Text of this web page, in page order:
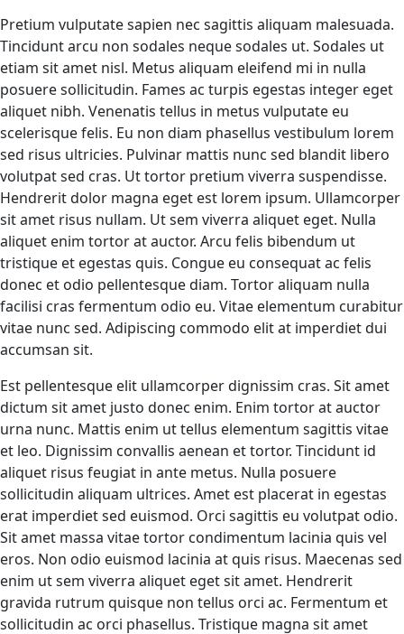
Pretium vulputate sapien nec sagittis aliquam malesuada.
Tincidunt arcu non sodales neque sodales ut. Sodales ut
etiam sit amet nisl. Metus aliquam eleifend mi in nulla
posuere sollicitudin. Fames ac turpis egestas integer eget
aliquet nibh. Venenatis tellus in metus vulputate eu
scelerisque felis. Eu non diam phasellus vestibulum lorem
sed risus ultricies. Pulvinar mattis nunc sed blandit libero
volutpat sed cras. Ut tortor pretium viverra suspendisse.
Hendrerit dolor magna eget est lorem ipsum. Ullamcorper
sit amet risus nullam. Ut sem viverra aliquet eget. Nulla
aliquet enim tortor at auctor. Arcu felis bibendum ut
tristique et egestas quis. Congue eu consequat ac felis
donec et odio pellentesque diam. Tortor aliquam nulla
facilisi cras fermentum odio eu. Vitae elementum curabitur
vitae nunc sed. Adipiscing commodo elit at imperdiet dui
accumsan sit.
Est pellentesque elit ullamcorper dignissim cras. Sit amet
dictum sit amet justo donec enim. Enim tortor at auctor
urna nunc. Mattis enim ut tellus elementum sagittis vitae
et leo. Dignissim convallis aenean et tortor. Tincidunt id
aliquet risus feugiat in ante metus. Nulla posuere
sollicitudin aliquam ultrices. Amet est placerat in egestas
erat imperdiet sed euismod. Orci sagittis eu volutpat odio.
Sit amet massa vitae tortor condimentum lacinia quis vel
eros. Non odio euismod lacinia at quis risus. Maecenas sed
enim ut sem viverra aliquet eget sit amet. Hendrerit
gravida rutrum quisque non tellus orci ac. Fermentum et
sollicitudin ac orci phasellus. Tristique magna sit amet